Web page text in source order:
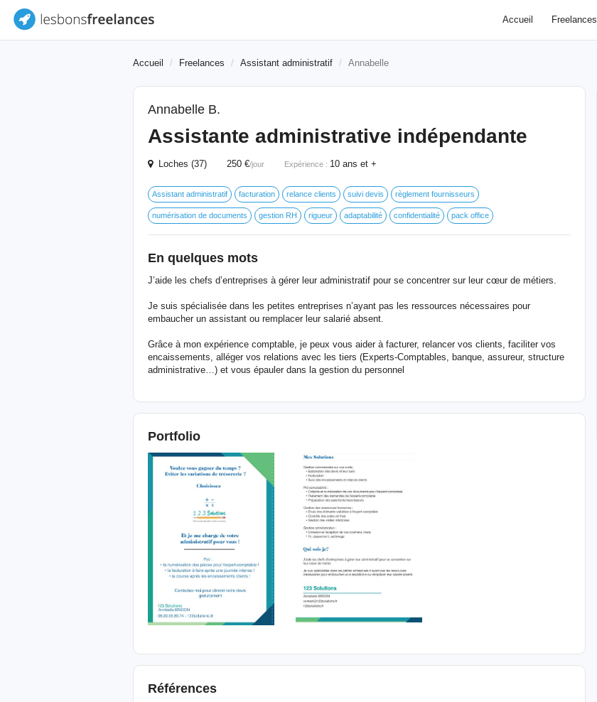
Accueil Freelances
Accueil Freelances Assistant administratif Annabelle
Annabelle B.
Assistante administrative indépendante
Loches (37) 250 €/jour Expérience : 10 ans et +
Assistant administratif facturation relance clients suivi devis règlement fournisseurs
numérisation de documents gestion RH rigueur adaptabilité confidentialité pack office
En quelques mots
J’aide les chefs d’entreprises à gérer leur administratif pour se concentrer sur leur cœur de métiers.
Je suis spécialisée dans les petites entreprises n’ayant pas les ressources nécessaires pour
embaucher un assistant ou remplacer leur salarié absent.
Grâce à mon expérience comptable, je peux vous aider à facturer, relancer vos clients, faciliter vos
encaissements, alléger vos relations avec les tiers (Experts-Comptables, banque, assureur, structure
administrative…) et vous épauler dans la gestion du personnel
Portfolio
Références